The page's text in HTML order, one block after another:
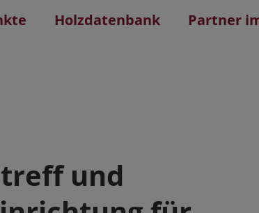
Holzdatenbank
Partner
und